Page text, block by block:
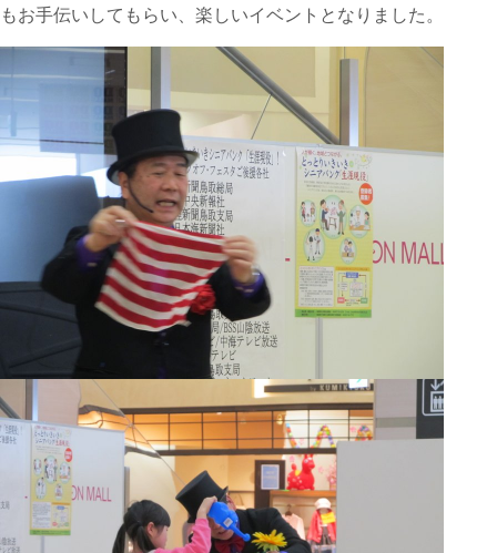
もお手伝いしてもらい、楽しいイベントとなりました。